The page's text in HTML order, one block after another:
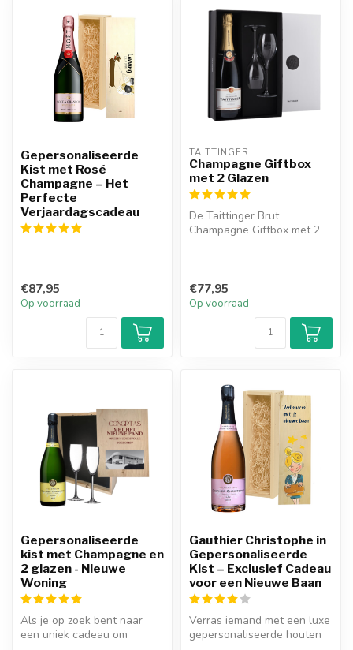
Gepersonaliseerde
Kist met Rosé
Champagne – Het
Perfecte
Verjaardagscadeau
€87,95
Op voorraad
TAITTINGER
Champagne Giftbox
met 2 Glazen
De Taittinger Brut
Champagne Giftbox met 2
€77,95
Op voorraad
Gepersonaliseerde
kist met Champagne en
2 glazen - Nieuwe
Woning
Als je op zoek bent naar
een uniek cadeau om
Gauthier Christophe in
Gepersonaliseerde
Kist – Exclusief Cadeau
voor een Nieuwe Baan
Verras iemand met een luxe
gepersonaliseerde houten